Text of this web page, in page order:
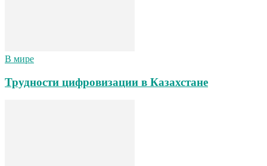
В мире
Трудности цифровизации в Казахстане